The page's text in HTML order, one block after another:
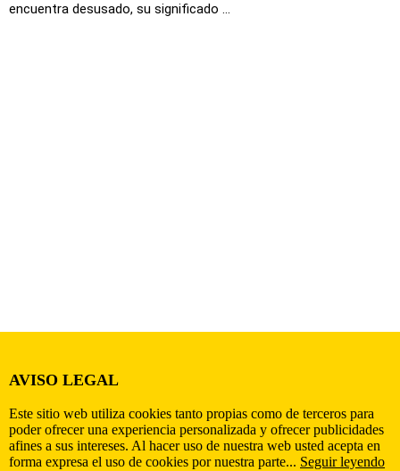
encuentra desusado, su significado ...
AVISO LEGAL
Este sitio web utiliza cookies tanto propias como de terceros para
poder ofrecer una experiencia personalizada y ofrecer publicidades
afines a sus intereses. Al hacer uso de nuestra web usted acepta en
forma expresa el uso de cookies por nuestra parte... Seguir leyendo